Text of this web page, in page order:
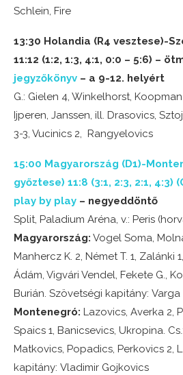
Schlein, Fire
13:30 Holandia (R4 vesztese)-
11:12 (1:2, 1:3, 4:1, 0:0 – 5:6) –
jegyzőkönyv – a 9-12. helyért
G.: Gielen 4, Winkelhorst,
Ijperen, Janssen, ill. Drasovics,
3-3, Vucinics 2, Rangyelovics
15:00 Magyarország (D1)-
győztese) 11:8 (3:1, 2:3, 2:1, 4:3)
play by play – negyeddöntő
Split, Paladium Aréna, v.: Peris
Magyarország: Vogel Soma,
Manhercz K. 2, Német T. 1, Zalánki
Ádám, Vigvári Vendel, Fekete G.,
Burián. Szövetségi kapitány:
Montenegró: Lazovics, Averka 2,
Spaics 1, Banicsevics, Ukropina.
Matkovics, Popadics, Perkovics 2,
kapitány: Vladimir Gojkovics